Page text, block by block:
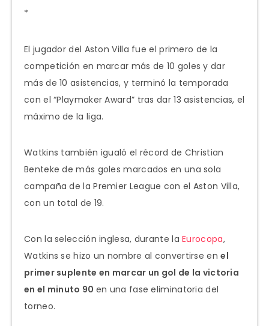
*
El jugador del Aston Villa fue el primero de la
competición en marcar más de 10 goles y dar
más de 10 asistencias, y terminó la temporada
con el “Playmaker Award” tras dar 13 asistencias, el
máximo de la liga.
Watkins también igualó el récord de Christian
Benteke de más goles marcados en una sola
campaña de la Premier League con el Aston Villa,
con un total de 19.
Con la selección inglesa, durante laEurocopa,
Watkins se hizo un nombre al convertirse enel
primer suplente en marcar un gol de la victoria
en el minuto 90 en una fase eliminatoria del
torneo.